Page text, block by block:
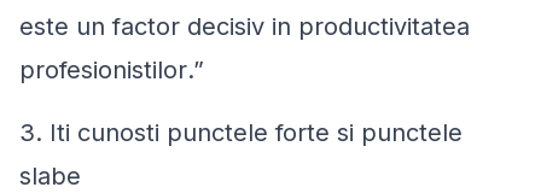
este un factor decisiv in productivitatea
profesionistilor.”
3. Iti cunosti punctele forte si punctele
slabe